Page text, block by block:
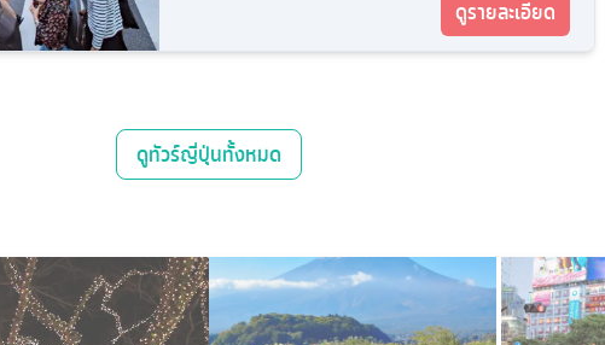
ดูรายละเอียด
ดูทัวร์ญี่ปุ่นทั้งหมด